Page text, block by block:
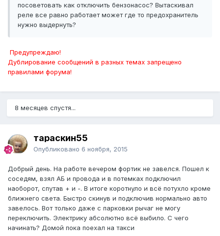
посоветовать как отключить бензонасос? Вытаскивал
реле все равно работает может где то предохранитель
нужно выдернуть?
Предупреждаю!
Дублирование сообщений в разных темах запрещено
правилами форума!
8 месяцев спустя...
тараскин55
Опубликовано 6 ноября, 2015
Добрый день. На работе вечером фортик не завелся. Пошел к
соседям, взял АБ и провода и в потемках подключил
наоборот, спутав + и -. В итоге коротнуло и всё потухло кроме
ближнего света. Быстро скинув и подключив нормально авто
завелось. Вот только даже с парковки рычаг не могу
переключить. Электрику абсолютно всё выбило. С чего
начинать? Домой пока поехал на такси